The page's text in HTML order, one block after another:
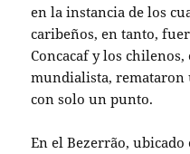
en la instancia de los
caribeños, en tanto,
Concacaf y los
mundialista, remataron
con solo un punto.
En el Bezerrão, ubicado